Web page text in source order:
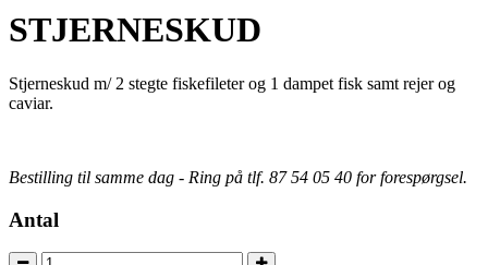
STJERNESKUD
Stjerneskud m/ 2 stegte fiskefileter og 1 dampet fisk samt rejer og
caviar.
Bestilling til samme dag - Ring på tlf. 87 54 05 40 for forespørgsel.
Antal